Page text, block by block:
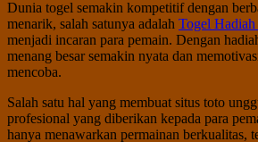
Dunia togel semakin kompetitif dengan
menarik, salah satunya adalah Togel Hadiah
menjadi incaran para pemain. Dengan
menang besar semakin nyata dan
mencoba.
Salah satu hal yang membuat situs toto
profesional yang diberikan kepada para
hanya menawarkan permainan berkualitas,